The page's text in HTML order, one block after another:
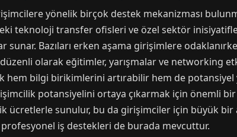
yönelik birçok destek mekanizması
teknoloji transfer ofisleri ve özel sektör
sunar. Bazıları erken aşama girişimlere
olarak eğitimler, yarışmalar ve networking
hem bilgi birikimlerini artırabilir hem de potansiyel
potansiyelini ortaya çıkarmak için önemli
ücretlerle sunulur, bu da girişimciler için büyük
profesyonel iş destekleri de burada mevcuttur.